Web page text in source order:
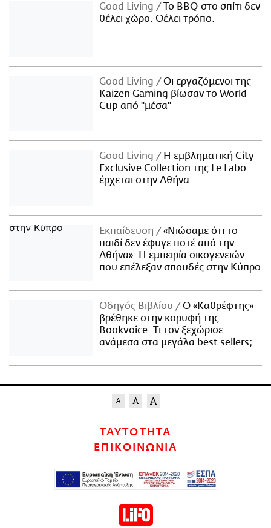
Good Living
Το BBQ στο σπίτι δεν
θέλει χώρο. Θέλει τρόπο.
Good Living
Οι εργαζόμενοι της
Kaizen Gaming βίωσαν το World
Cup από "μέσα"
Good Living
Η εμβληματική City
Exclusive Collection της Le Labo
έρχεται στην Αθήνα
Εκπαίδευση
«Νιώσαμε ότι το
παιδί δεν έφυγε ποτέ από την
Αθήνα»: Η εμπειρία οικογενειών
που επέλεξαν σπουδές στην Κύπρο
Οδηγός Βιβλίου
Ο «Καθρέφτης»
βρέθηκε στην κορυφή της
Bookvoice. Τι τον ξεχώρισε
ανάμεσα στα μεγάλα best sellers;
ΤΑΥΤΟΤΗΤΑ
ΕΠΙΚΟΙΝΩΝΙΑ